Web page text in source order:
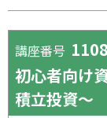
講座番号 1108
初心者向け
積立投資～